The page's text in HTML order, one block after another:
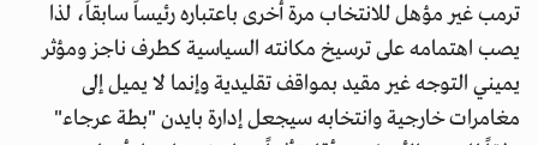
ترمب غير مؤهل للانتخاب مرة أخرى باعتباره رئيساً سابقاً، لذا
يصب اهتمامه على ترسيخ مكانته السياسية كطرف ناجز ومؤثر
يميني التوجه غير مقيد بمواقف تقليدية وإنما لا يميل إلى
مغامرات خارجية وانتخابه سيجعل إدارة بايدن "بطة عرجاء"